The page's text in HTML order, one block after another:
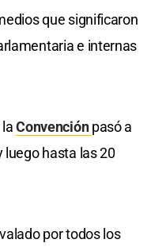
que significaron
e internas
laConvenciónpasó a
hasta las 20
por todos los